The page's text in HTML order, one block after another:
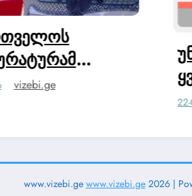
უნიკალური
ყველა ქვეყნის
ვიზისთვის
www.vizebi.ge www.vizebi.ge2026 |